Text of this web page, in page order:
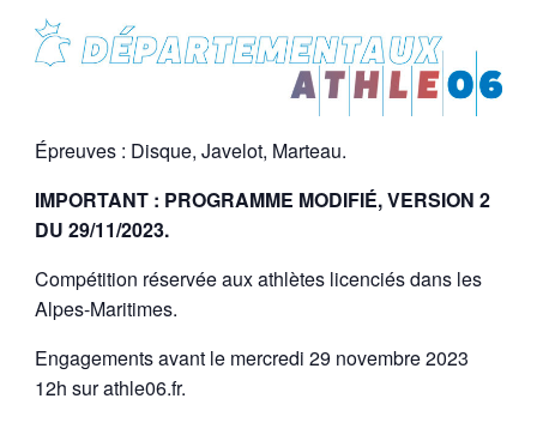
Épreuves : Disque, Javelot, Marteau.
IMPORTANT : PROGRAMME MODIFIÉ, VERSION 2
DU 29/11/2023.
Compétition réservée aux athlètes licenciés dans les
Alpes-Maritimes.
Engagements avant le mercredi 29 novembre 2023
12h sur athle06.fr.